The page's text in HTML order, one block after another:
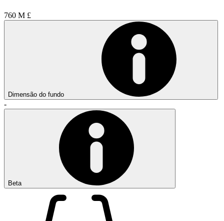
760 M £
Dimensão do fundo
-
Beta